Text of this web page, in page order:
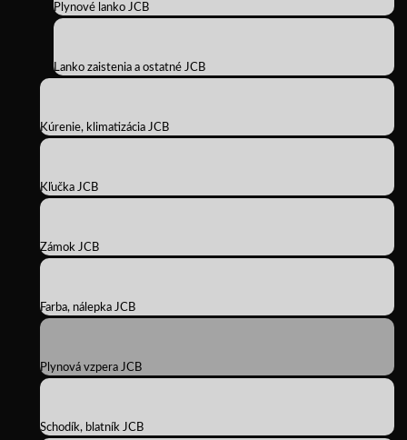
Plynové lanko JCB
Lanko zaistenia a ostatné JCB
Kúrenie, klimatizácia JCB
Kľučka JCB
Zámok JCB
Farba, nálepka JCB
Plynová vzpera JCB
Schodík, blatník JCB